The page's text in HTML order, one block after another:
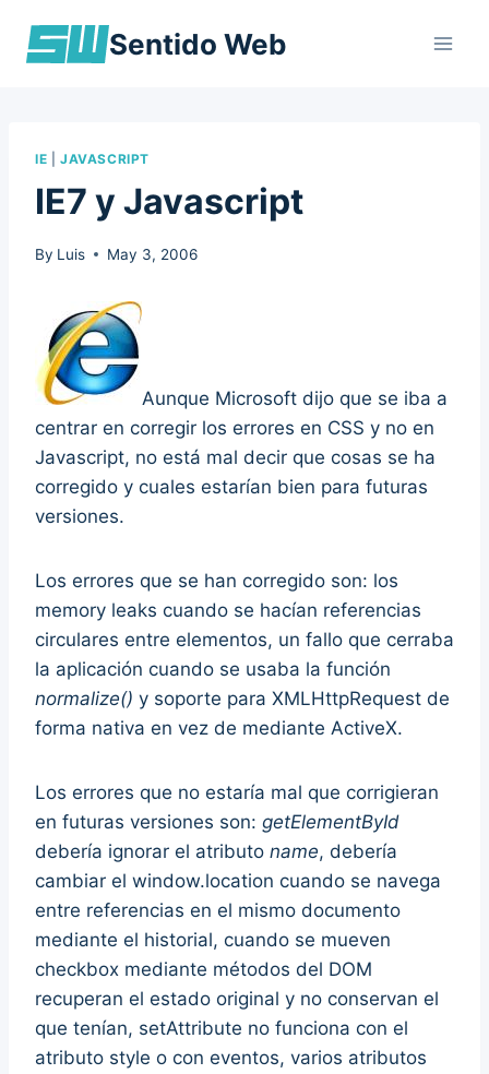
Sentido Web
IE JAVASCRIPT
IE7 y Javascript
By Luis May 3, 2006
Aunque Microsoft dijo que se iba a
centrar en corregir los errores en CSS y no en
Javascript, no está mal decir que cosas se ha
corregido y cuales estarían bien para futuras
versiones.
Los errores que se han corregido son: los
memory leaks cuando se hacían referencias
circulares entre elementos, un fallo que cerraba
la aplicación cuando se usaba la función
normalize() y soporte para XMLHttpRequest de
forma nativa en vez de mediante ActiveX.
Los errores que no estaría mal que corrigieran
en futuras versiones son: getElementById
debería ignorar el atributo name, debería
cambiar el window.location cuando se navega
entre referencias en el mismo documento
mediante el historial, cuando se mueven
checkbox mediante métodos del DOM
recuperan el estado original y no conservan el
que tenían, setAttribute no funciona con el
atributo style o con eventos, varios atributos